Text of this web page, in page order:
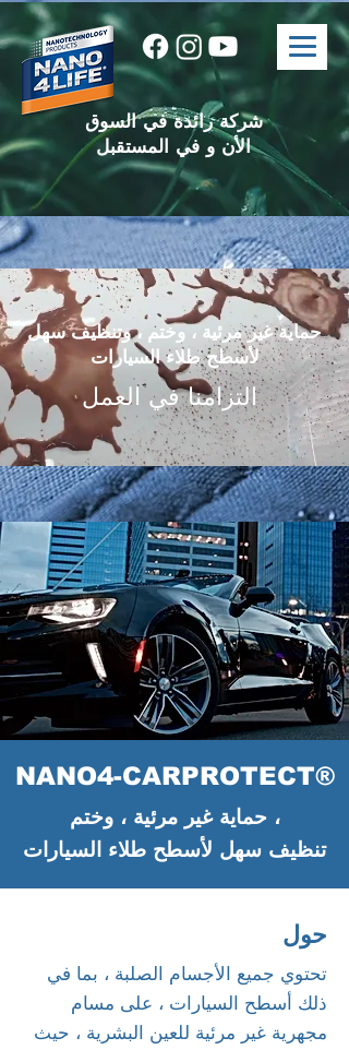
شركة رائدة في السوق
الأن و في المستقبل
حماية غير مرئية ، وختم ، وتنظيف سهل
لأسطح طلاء السيارات
التزامنا في العمل
NANO4-CARPROTECT®
حماية غير مرئية ، وختم ،
تنظيف سهل لأسطح طلاء السيارات
حول
تحتوي جميع الأجسام الصلبة ، بما في
ذلك أسطح السيارات ، على مسام
مجهرية غير مرئية للعين البشرية ، حيث